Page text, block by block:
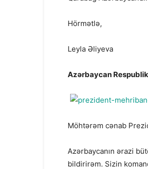
Hörmətlə,
Leyla Əliyeva
Azərbaycan
Möhtərəm cənab
Azərbaycanın ərazi
bildirirəm. Sizin